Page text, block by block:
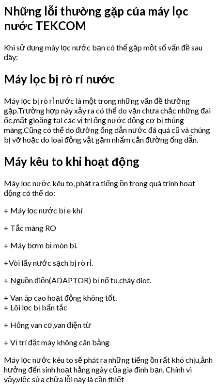
Những lỗi thường gặp của máy lọc
nước TEKCOM
Khi sử dụng máy lọc nước bạn có thể gặp một số vấn đề sau
đây:
Máy lọc bị rò rỉ nước
Máy lọc bị rò rỉ nước là một trong những vấn đề thường
gặp.Trường hợp này xảy ra có thể do vặn chưa chắc những đai
ốc,mất gioăng tại các vị trí ống nước động cơ bị thủng
màng.Cũng có thể do đường ống dẫn nước đã quá cũ và chúng
bị vỡ hoặc do loai động vật gặm nhấm cắn đường ống dẫn.
Máy kêu to khi hoạt động
Máy lọc nước kêu to, phát ra tiếng ồn trong quá trình hoạt
động có thể do:
+ Máy lọc nước bị e khí
+ Tắc màng RO
+ Máy bơm bị mòn bi.
+Vòi lấy nước sạch bị rò rỉ.
+ Nguồn điện(ADAPTOR) bị nổ tụ,cháy diot.
+ Van áp cao hoạt động không tốt.
+ Lõi lọc bị bẩn tắc
+ Hỏng van cơ,van điện từ
+ Vị trí đặt máy không cân bằng
Máy lọc nước kêu to sẽ phát ra những tiếng ồn rất khó chịu,ảnh
hưởng đến sinh hoạt hằng ngày của gia đình bạn. Chính vì
vậy,việc sửa chữa lỗi này là cần thiết